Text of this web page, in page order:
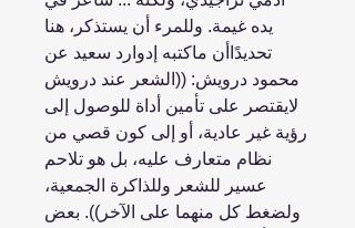
يده غيمة. وللمرء أن يستذكر، هنا
تحديدًاأن ماكتبه إدوارد سعيد عن
محمود درويش: ((الشعر عند درويش
لايقتصر على تأمين أداة للوصول إلى
رؤية غير عادية، أو إلى كون قصي من
نظام متعارف عليه، بل هو تلاحم
عسير للشعر وللذاكرة الجمعية،
ولضغط كل منهما على الآخر)). بعض